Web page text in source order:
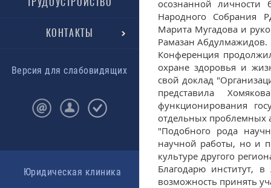
КОНТАКТЫ
Версия для слабовидящих
Юридическая клиника
осознанной личности
Народного Собрания
Марита Мугадова и
Рамазан Абдулмажидов.
Конференция
охране здоровья и
свой доклад
представила
функционирования
отдельных проблемных
"Подобного рода
научной работы, но и
культуре другого
Благодарю институт,
возможность принять